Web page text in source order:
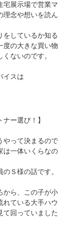
展示場で営業
念や想いを読ん
しているか知
の大きな買い
ないのです。
イスは
ー選び！】
って決まるの
一体いくらな
Ｓ様の話です。
ら、この子が
ている大手ハ
回っていました